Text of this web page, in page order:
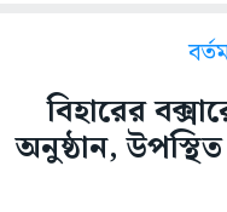
বিহারের
অনুষ্ঠান,